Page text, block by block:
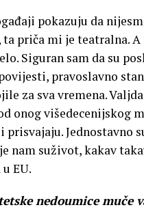
pokazuju da
ta priča mi je teatralna.
Siguran sam da su
pravoslavno
za sva vremena.
onog višedecenijskog
Jednostavno
nam suživot, kakav
EU.
nedoumice muče